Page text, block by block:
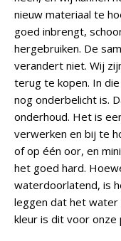
nieuw materiaal te
goed inbrengt,
hergebruiken. De
verandert niet. Wij
terug te kopen. In
nog onderbelicht is.
onderhoud. Het is
verwerken en bij te
of op één oor, en
het goed hard.
waterdoorlatend, is
leggen dat het water
kleur is dit voor onze